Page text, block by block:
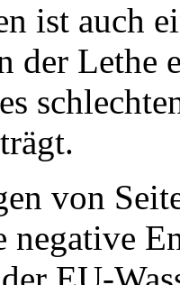
ist auch
der Lethe
von
negative